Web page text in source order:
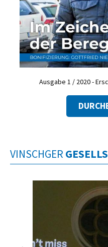
Ausgabe 1 / 2020 -
VINSCHGER